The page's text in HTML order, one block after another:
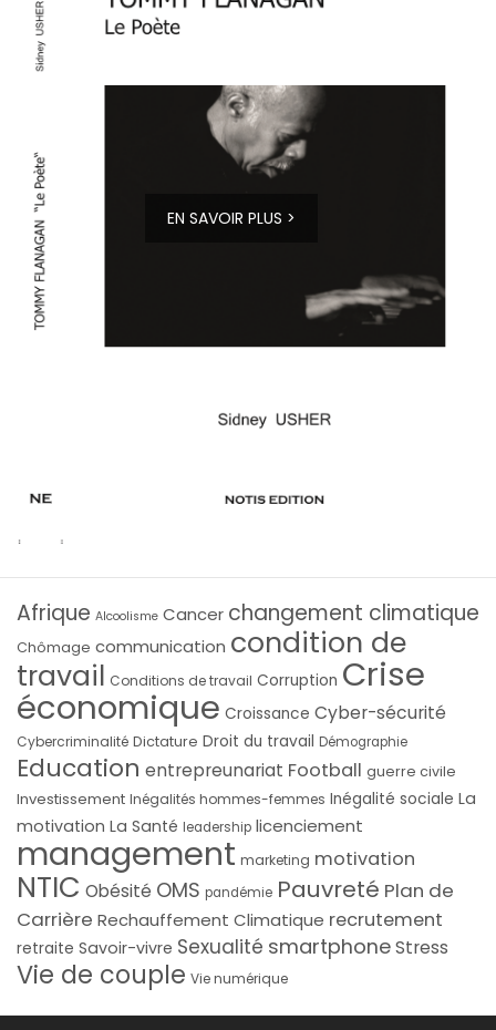
EN SAVOIR PLUS >
Afrique Alcoolisme Cancer changement climatique
Chômage communication condition de
travail Conditions de travail Corruption Crise
économique Croissance Cyber-sécurité
Cybercriminalité Dictature Droit du travail Démographie
Education entrepreunariat Football guerre civile
Investissement Inégalités hommes-femmes Inégalité sociale La
motivation La Santé leadership licenciement
management marketing motivation
NTIC Obésité OMS pandémie Pauvreté Plan de
Carrière Rechauffement Climatique recrutement
retraite Savoir-vivre Sexualité smartphoneStress
Vie de couple Vie numérique